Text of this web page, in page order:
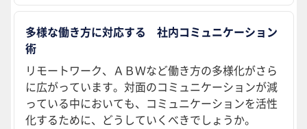
多様な働き方に対応する 社内コミュニケーション
術
リモートワーク、ＡＢＷなど働き方の多様化がさら
に広がっています。対面のコミュニケーションが減
っている中においても、コミュニケーションを活性
化するために、どうしていくべきでしょうか。